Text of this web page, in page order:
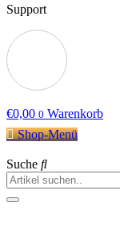
Support
€0,00 0 Warenkorb
Shop-Menü
Suche